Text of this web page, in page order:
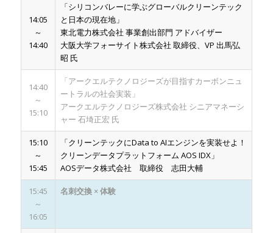
14:05
～
14:40
「シリコンバレーに学ぶグローバルクリーンテック
と日本の現在地」
東北電力株式会社 事業創出部門 アドバイザー
大阪大学フォーサイト株式会社 取締役、VP 出馬弘
昭 氏
14:40
～
15:10
「アークエルテクノロジーズが目指すカーボンニュ
ートラルの社会実装」
アークエルテクノロジーズ株式会社 シニアマネーシ
ャー 石埼正宏 氏
15:10
～
15:45
「クリーンテックにData to AIエンジンを実装せよ！
クリーンデータプラットフォーム AOS IDX」
AOSデータ株式会社 取締役 志田大輔
15:45
～
16:05
名刺交換 × 体験